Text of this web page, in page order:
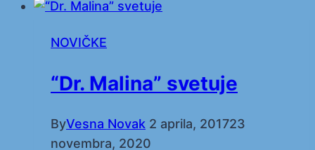
NOVIČKE
“Dr. Malina” svetuje
ByVesna Novak 2 aprila, 201723
novembra, 2020